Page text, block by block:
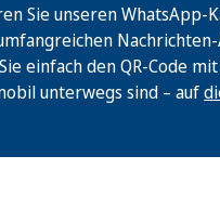
Sie unseren WhatsApp-
einfach den QR-Code
unterwegs sind – auf